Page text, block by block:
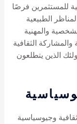
للمستثمرين فرصًا
الطبيعية
والمهنية
والمشاركة الثقافية
الذين يتطلعون
وجيوسياسية